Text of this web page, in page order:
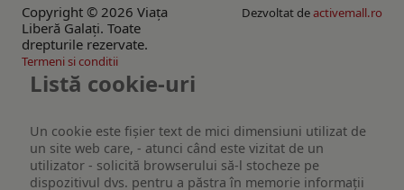
Copyright © 2026 Viaţa
Liberă Galaţi. Toate
drepturile rezervate.
Dezvoltat deactivemall.ro
Termeni si conditii
Listă cookie-uri
Un cookie este fişier text de mici dimensiuni utilizat de
un site web care, - atunci când este vizitat de un
utilizator - solicită browserului să-l stocheze pe
dispozitivul dvs. pentru a păstra în memorie informații